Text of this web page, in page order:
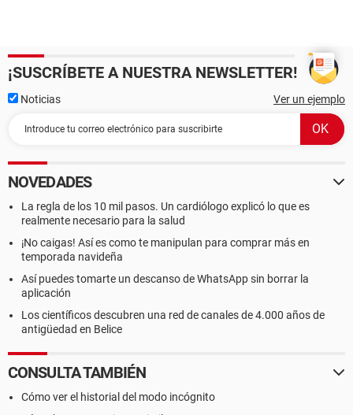
¡SUSCRÍBETE A NUESTRA NEWSLETTER!
Noticias Ver un ejemplo
NOVEDADES
La regla de los 10 mil pasos. Un cardiólogo explicó lo que es
realmente necesario para la salud
¡No caigas! Así es como te manipulan para comprar más en
temporada navideña
Así puedes tomarte un descanso de WhatsApp sin borrar la
aplicación
Los científicos descubren una red de canales de 4.000 años de
antigüedad en Belice
CONSULTA TAMBIÉN
Cómo ver el historial del modo incógnito